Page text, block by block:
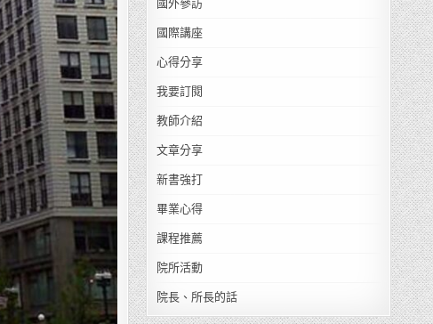
國外參訪
國際講座
心得分享
我要訂閱
教師介紹
文章分享
新書強打
畢業心得
課程推薦
院所活動
院長、所長的話